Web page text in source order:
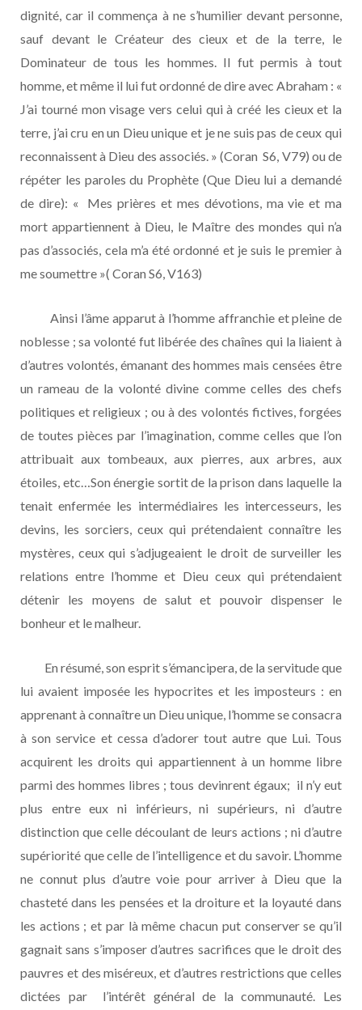
dignité, car il commença à ne s’humilier devant personne,
sauf devant le Créateur des cieux et de la terre, le
Dominateur de tous les hommes. Il fut permis à tout
homme, et même il lui fut ordonné de dire avec Abraham : «
J’ai tourné mon visage vers celui qui à créé les cieux et la
terre, j’ai cru en un Dieu unique et je ne suis pas de ceux qui
reconnaissent à Dieu des associés. » (Coran S6, V79) ou de
répéter les paroles du Prophète (Que Dieu lui a demandé
de dire): « Mes prières et mes dévotions, ma vie et ma
mort appartiennent à Dieu, le Maître des mondes qui n’a
pas d’associés, cela m’a été ordonné et je suis le premier à
me soumettre »( Coran S6, V163)
Ainsi l’âme apparut à l’homme affranchie et pleine de
noblesse ; sa volonté fut libérée des chaînes qui la liaient à
d’autres volontés, émanant des hommes mais censées être
un rameau de la volonté divine comme celles des chefs
politiques et religieux ; ou à des volontés fictives, forgées
de toutes pièces par l’imagination, comme celles que l’on
attribuait aux tombeaux, aux pierres, aux arbres, aux
étoiles, etc…Son énergie sortit de la prison dans laquelle la
tenait enfermée les intermédiaires les intercesseurs, les
devins, les sorciers, ceux qui prétendaient connaître les
mystères, ceux qui s’adjugeaient le droit de surveiller les
relations entre l’homme et Dieu ceux qui prétendaient
détenir les moyens de salut et pouvoir dispenser le
bonheur et le malheur.
En résumé, son esprit s’émancipera, de la servitude que
lui avaient imposée les hypocrites et les imposteurs : en
apprenant à connaître un Dieu unique, l’homme se consacra
à son service et cessa d’adorer tout autre que Lui. Tous
acquirent les droits qui appartiennent à un homme libre
parmi des hommes libres ; tous devinrent égaux; il n’y eut
plus entre eux ni inférieurs, ni supérieurs, ni d’autre
distinction que celle découlant de leurs actions ; ni d’autre
supériorité que celle de l’intelligence et du savoir. L’homme
ne connut plus d’autre voie pour arriver à Dieu que la
chasteté dans les pensées et la droiture et la loyauté dans
les actions ; et par là même chacun put conserver se qu’il
gagnait sans s’imposer d’autres sacrifices que le droit des
pauvres et des miséreux, et d’autres restrictions que celles
dictées par l’intérêt général de la communauté. Les